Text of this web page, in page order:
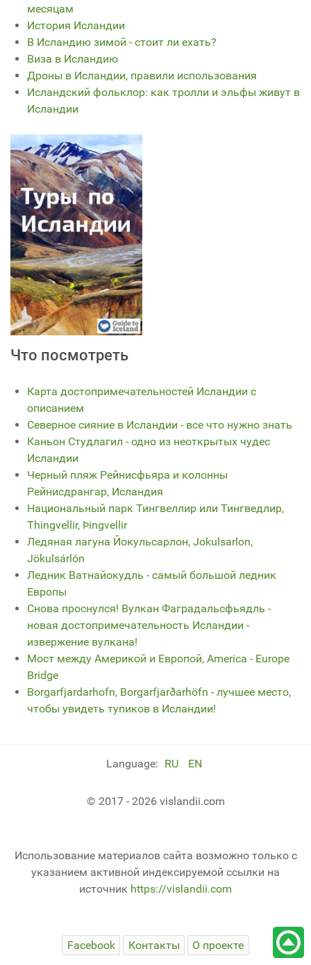
месяцам
История Исландии
В Исландию зимой - стоит ли ехать?
Виза в Исландию
Дроны в Исландии, правили использования
Исландский фольклор: как тролли и эльфы живут в
Исландии
Что посмотреть
Карта достопримечательностей Исландии с
описанием
Северное сияние в Исландии - все что нужно знать
Каньон Студлагил - одно из неоткрытых чудес
Исландии
Черный пляж Рейнисфьяра и колонны
Рейнисдрангар, Исландия
Национальный парк Тингвеллир или Тингведлир,
Thingvellir, Þingvellir
Ледяная лагуна Йокульсарлон, Jokulsarlon,
Jökulsárlón
Ледник Ватнайокудль - самый большой ледник
Европы
Снова проснулся! Вулкан Фаградальсфьядль -
новая достопримечательность Исландии -
извержение вулкана!
Мост между Америкой и Европой, America - Europe
Bridge
Borgarfjardarhofn, Borgarfjarðarhöfn - лучшее место,
чтобы увидеть тупиков в Исландии!
Language: RU EN
© 2017 - 2026 vislandii.com
Использование материалов сайта возможно только с
указанием активной индексируемой ссылки на
источник https://vislandii.com
Facebook Контакты О проекте